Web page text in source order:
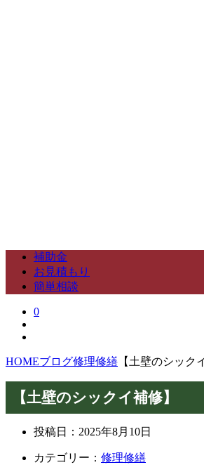
補助金
お見積もり
簡単相談
0
HOMEブログ修理修繕 【土壁のシック
【土壁のシックイ補修】
投稿日： 2025年8月10日
カテゴリー： 修理修繕